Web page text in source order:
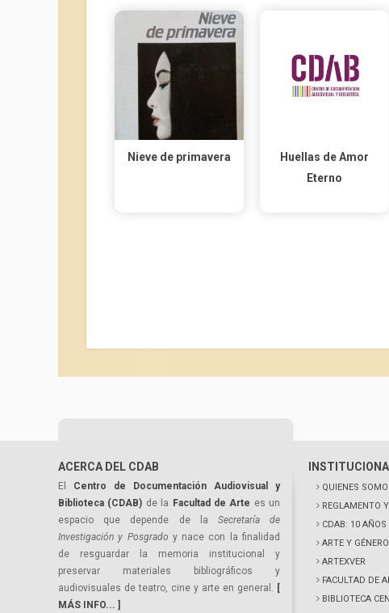
Nieve de primavera
Huellas de Amor
Eterno
ACERCA DEL CDAB
El Centro de Documentación Audiovisual y
Biblioteca (CDAB) de la Facultad de Arte es un
espacio que depende de la Secretaría de
Investigación y Posgrado y nace con la finalidad
de resguardar la memoria institucional y
preservar materiales bibliográficos y
audiovisuales de teatro, cine y arte en general. [
MÁS INFO... ]
QUIENES
REGLAMENTO
CDAB: 10 AÑOS
ARTE Y GÉNERO
ARTEXVER
FACULTAD DE
BIBLIOTECA